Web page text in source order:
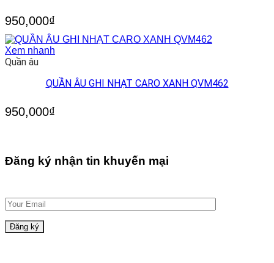
950,000₫
Xem nhanh
Quần âu
QUẦN ÂU GHI NHẠT CARO XANH QVM462
950,000₫
Đăng ký nhận tin khuyến mại